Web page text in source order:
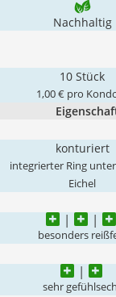
Nachhaltig
10 Stück
1,00 € pro
konturiert
integrierter Ring
Eichel
besonders
sehr